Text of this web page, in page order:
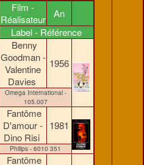
Film -
Réalisateur
An
Label - Référence
Benny
Goodman -
Valentine
Davies
1956
Omega International -
105.007
Fantôme
D'amour -
Dino Risi
1981
Philips - 6010 351
Fantôme